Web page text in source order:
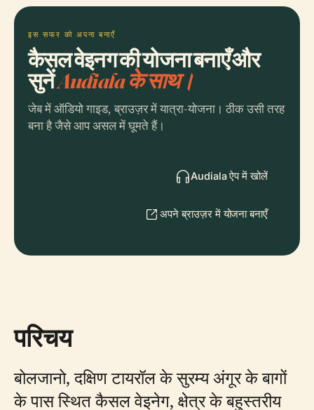
इस सफर को अपना बनाएँ
कैसल वेइनग की योजना बनाएँ और
सुनेंAudiala के साथ।
जेब में ऑडियो गाइड, ब्राउज़र में यात्रा-योजना। ठीक उसी तरह
बना है जैसे आप असल में घूमते हैं।
Audiala ऐप में खोलें
अपने ब्राउज़र में योजना बनाएँ
परिचय
बोलजानो, दक्षिण टायरॉल के सुरम्य अंगूर के बागों
के पास स्थित कैसल वेइनेग, क्षेत्र के बहुस्तरीय